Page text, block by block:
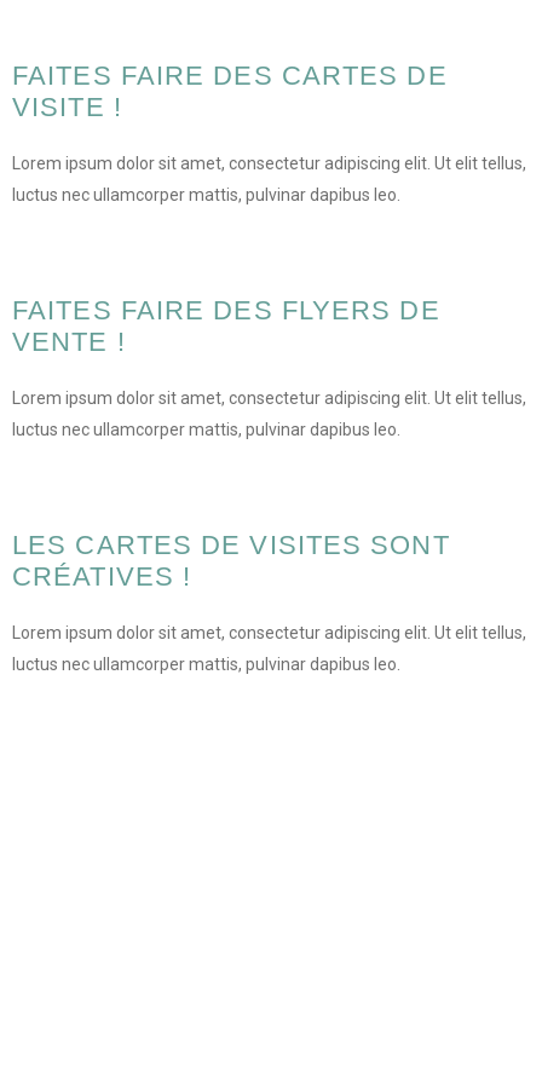
FAITES FAIRE DES CARTES DE
VISITE !
Lorem ipsum dolor sit amet, consectetur adipiscing elit. Ut elit tellus,
luctus nec ullamcorper mattis, pulvinar dapibus leo.
FAITES FAIRE DES FLYERS DE
VENTE !
Lorem ipsum dolor sit amet, consectetur adipiscing elit. Ut elit tellus,
luctus nec ullamcorper mattis, pulvinar dapibus leo.
LES CARTES DE VISITES SONT
CRÉATIVES !
Lorem ipsum dolor sit amet, consectetur adipiscing elit. Ut elit tellus,
luctus nec ullamcorper mattis, pulvinar dapibus leo.